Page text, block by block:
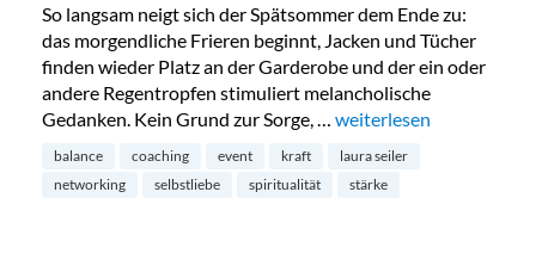
So langsam neigt sich der Spätsommer dem Ende zu:
das morgendliche Frieren beginnt, Jacken und Tücher
finden wieder Platz an der Garderobe und der ein oder
andere Regentropfen stimuliert melancholische
Gedanken. Kein Grund zur Sorge, … „Spiritual Sunday Live
weiterlesen
balance coaching event kraft
laura seiler
networking
selbstliebe spiritualität stärke